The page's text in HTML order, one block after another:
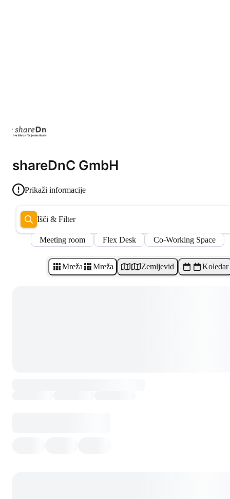
shareDnC GmbH
Prikaži informacije
Išči & Filter
Meeting room Flex Desk Co-Working Space
Mreža Mreža Zemljevid Koledar